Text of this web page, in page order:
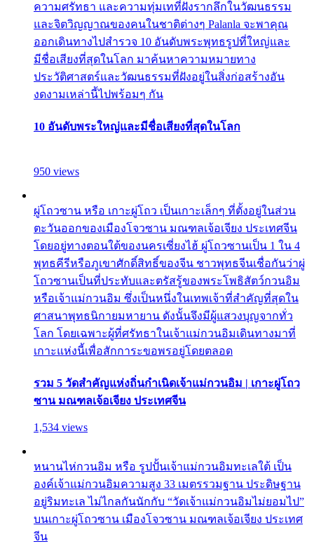
ความศรัทธา และความทุ่มเทที่ฝังรากลึกในวัฒนธรรม
และจิตวิญญาณของคนในชาติต่างๆ Palanla จะพาคุณ
ออกเดินทางไปสำรวจ 10 อันดับพระพุทธรูปที่ใหญ่และ
มีชื่อเสียงที่สุดในโลก มาค้นหาความหมายทาง
ประวัติศาสตร์และวัฒนธรรมที่ฝังอยู่ในสิ่งก่อสร้างอัน
งดงามเหล่านี้ไปพร้อมๆ กัน
10 อันดับพระใหญ่และมีชื่อเสียงที่สุดในโลก
950 views
ผู่โถวซาน หรือ เกาะผู่โถว เป็นเกาะเล็กๆ ที่ตั้งอยู่ในส่วน
ตะวันออกของเมืองโจวซาน มณฑลเจ้อเจียง ประเทศจีน
โดยอยู่ทางตอนใต้ของนครเซี่ยงไฮ้ ผู่โถวซานเป็น 1 ใน 4
พุทธคีรีหรือภูเขาศักดิ์สิทธิ์ของจีน ชาวพุทธจีนเชื่อกันว่าผู่
โถวซานเป็นที่ประทับและตรัสรู้ของพระโพธิสัตว์กวนอิม
หรือเจ้าแม่กวนอิม ซึ่งเป็นหนึ่งในเทพเจ้าที่สำคัญที่สุดใน
ศาสนาพุทธนิกายมหายาน ดังนั้นจึงมีผู้แสวงบุญจากทั่ว
โลก โดยเฉพาะผู้ที่ศรัทธาในเจ้าแม่กวนอิมเดินทางมาที่
เกาะแห่งนี้เพื่อสักการะขอพรอยู่โดยตลอด
รวม 5 วัดสำคัญแห่งถิ่นกำเนิดเจ้าแม่กวนอิม | เกาะผู่โถว
ซาน มณฑลเจ้อเจียง ประเทศจีน
1,534 views
หนานไห่กวนอิม หรือ รูปปั้นเจ้าแม่กวนอิมทะเลใต้ เป็น
องค์เจ้าแม่กวนอิมความสูง 33 เมตรรวมฐาน ประดิษฐาน
อยู่ริมทะเล ไม่ไกลกันนักกับ “วัดเจ้าแม่กวนอิมไม่ยอมไป”
บนเกาะผู่โถวซาน เมืองโจวซาน มณฑลเจ้อเจียง ประเทศ
จีน